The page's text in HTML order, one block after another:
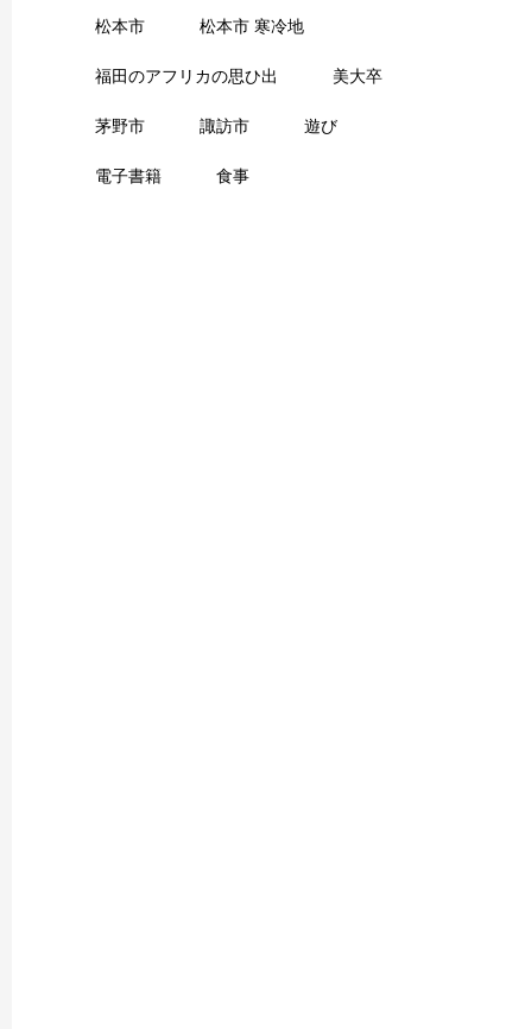
松本市 松本市 寒冷地
福田のアフリカの思ひ出 美大卒
茅野市 諏訪市 遊び
電子書籍 食事